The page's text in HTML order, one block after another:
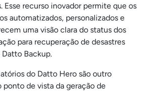
Esse recurso inovador permite que os
automatizados, personalizados e
uma visão clara do status dos
para recuperação de desastres
Backup.
do Datto Hero são outro
de vista da geração de